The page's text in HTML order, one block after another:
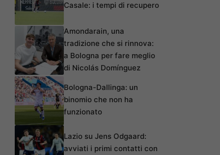
Casale: i tempi di recupero
Amondarain, una
tradizione che si rinnova:
a Bologna per fare meglio
di Nicolás Domínguez
Bologna-Dallinga: un
binomio che non ha
funzionato
Lazio su Jens Odgaard:
avviati i primi contatti con